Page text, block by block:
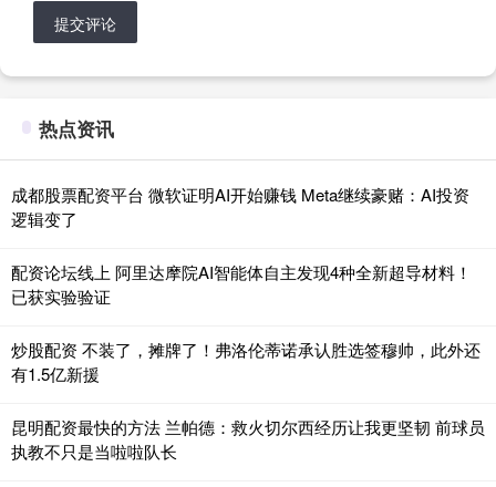
提交评论
热点资讯
成都股票配资平台 微软证明AI开始赚钱 Meta继续豪赌：AI投资
逻辑变了
配资论坛线上 阿里达摩院AI智能体自主发现4种全新超导材料！
已获实验验证
炒股配资 不装了，摊牌了！弗洛伦蒂诺承认胜选签穆帅，此外还
有1.5亿新援
昆明配资最快的方法 兰帕德：救火切尔西经历让我更坚韧 前球员
执教不只是当啦啦队长